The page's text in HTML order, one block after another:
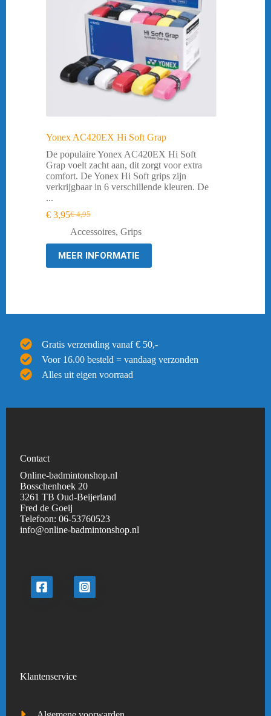
Yonex AC420EX Hi Soft Grap
De populaire Yonex AC420EX Hi Soft
Grap voelt zacht aan, dit zorgt voor extra
comfort. De Yonex Hi Soft grips zijn
verkrijgbaar in 6 verschillende kleuren. De
...
€4,95
Oorspronkelijke
prijs
was:
€ 4,95.
€ 3,95Huidige
prijs
is:
€ 3,95.
Accessoires, Grips
MEER INFORMATIE
Gratis verzending vanaf € 50,-
Voor 16.00 besteld = vandaag verzonden
Alles uit eigen voorraad
Contact
Online-badmintonshop.nl
Bosschenhoek 20
3261 TB Oud-Beijerland
Fred de Goeij
Telefoon:06-53760523
info@online-badmintonshop.nl
Klantenservice